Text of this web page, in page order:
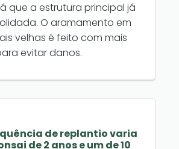
que a estrutura principal já
O aramamento em
velhas é feito com mais
evitar danos.
de replantio varia
de 2 anos e um de 10